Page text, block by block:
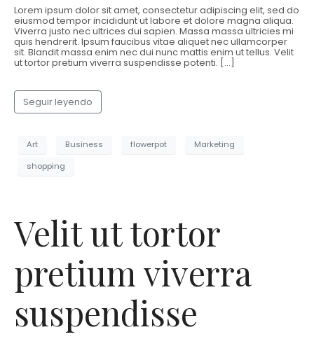
Lorem ipsum dolor sit amet, consectetur adipiscing elit, sed do
eiusmod tempor incididunt ut labore et dolore magna aliqua.
Viverra justo nec ultrices dui sapien. Massa massa ultricies mi
quis hendrerit. Ipsum faucibus vitae aliquet nec ullamcorper
sit. Blandit massa enim nec dui nunc mattis enim ut tellus. Velit
ut tortor pretium viverra suspendisse potenti. […]
Seguir leyendo
Art Business flowerpot
Marketing
shopping
Velit ut tortor
pretium viverra
suspendisse